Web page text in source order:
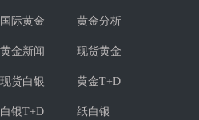
国际黄金 黄金分析
黄金新闻 现货黄金
现货白银 黄金T+D
白银T+D 纸白银